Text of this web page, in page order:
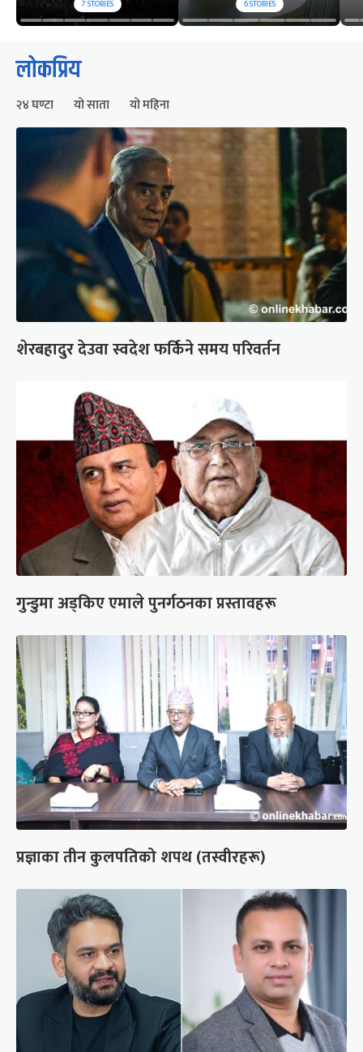
7STORIES 6STORIES
लोकप्रिय
२४ घण्टा यो साता यो महिना
शेरबहादुर देउवा स्वदेश फर्किने समय परिवर्तन
गुन्डुमा अड्किए एमाले पुनर्गठनका प्रस्तावहरू
प्रज्ञाका तीन कुलपतिको शपथ (तस्वीरहरू)